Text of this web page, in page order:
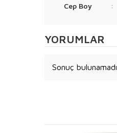
Cep Boy :
YORUMLAR
Sonuç bulunamadı.